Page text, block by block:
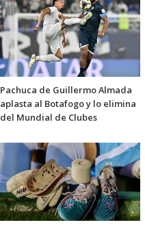
Pachuca de Guillermo Almada
aplasta al Botafogo y lo elimina
del Mundial de Clubes